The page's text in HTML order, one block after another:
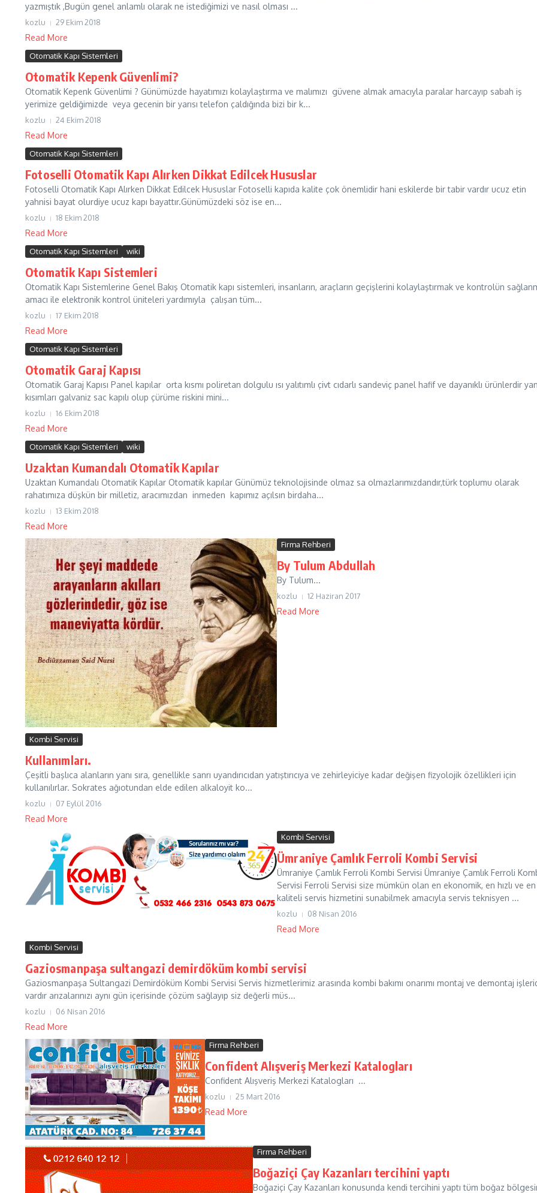
yazmıştık ,Bugün genel anlamlı olarak ne istediğimizi ve nasıl olması ...
kozlu 29 Ekim 2018
Read More
Otomatik Kapı Sistemleri
Otomatik Kepenk Güvenlimi?
Otomatik Kepenk Güvenlimi ? Günümüzde hayatımızı kolaylaştırma ve malımızı güvene almak amacıyla paralar harcayıp sabah iş
yerimize geldiğimizde veya gecenin bir yarısı telefon çaldığında bizi bir k...
kozlu 24 Ekim 2018
Read More
Otomatik Kapı Sistemleri
Fotoselli Otomatik Kapı Alırken Dikkat Edilcek Hususlar
Fotoselli Otomatik Kapı Alırken Dikkat Edilcek Hususlar Fotoselli kapıda kalite çok önemlidir hani eskilerde bir tabir vardır ucuz etin
yahnisi bayat olurdiye ucuz kapı bayattır.Günümüzdeki söz ise en...
kozlu 18 Ekim 2018
Read More
Otomatik Kapı Sistemleri wiki
Otomatik Kapı Sistemleri
Otomatik Kapı Sistemlerine Genel Bakış Otomatik kapı sistemleri, insanların, araçların geçişlerini kolaylaştırmak ve kontrolün
amacı ile elektronik kontrol üniteleri yardımıyla çalışan tüm...
kozlu 17 Ekim 2018
Read More
Otomatik Kapı Sistemleri
Otomatik Garaj Kapısı
Otomatik Garaj Kapısı Panel kapılar orta kısmı poliretan dolgulu ısı yalıtımlı çivt cıdarlı sandeviç panel hafif ve dayanıklı ürünlerdir
kısımları galvaniz sac kapılı olup çürüme riskini mini...
kozlu 16 Ekim 2018
Read More
Otomatik Kapı Sistemleri wiki
Uzaktan Kumandalı Otomatik Kapılar
Uzaktan Kumandalı Otomatik Kapılar Otomatik kapılar Günümüz teknolojisinde olmaz sa olmazlarımızdandır,türk toplumu olarak
rahatımıza düşkün bir milletiz, aracımızdan inmeden kapımız açılsın birdaha...
kozlu 13 Ekim 2018
Read More
Firma Rehberi
By Tulum Abdullah
By Tulum...
kozlu 12 Haziran 2017
Read More
Kombi Servisi
Kullanımları.
Çeşitli başlıca alanların yanı sıra, genellikle sanrı uyandırıcıdan yatıştırıcıya ve zehirleyiciye kadar değişen fizyolojik özellikleri için
kullanılırlar. Sokrates ağıotundan elde edilen alkaloyit ko...
kozlu 07 Eylül 2016
Read More
Kombi Servisi
Ümraniye Çamlık Ferroli Kombi Servisi
Ümraniye Çamlık Ferroli Kombi Servisi Ümraniye Çamlık Ferroli
Servisi Ferroli Servisi size mümkün olan en ekonomik, en hızlı ve en
kaliteli servis hizmetini sunabilmek amacıyla servis teknisyen ...
kozlu 08 Nisan 2016
Read More
Kombi Servisi
Gaziosmanpaşa sultangazi demirdöküm kombi servisi
Gaziosmanpaşa Sultangazi Demirdöküm Kombi Servisi Servis hizmetlerimiz arasında kombi bakımı onarımı montaj ve demontaj
vardır arızalarınızı aynı gün içerisinde çözüm sağlayıp siz değerli müs...
kozlu 06 Nisan 2016
Read More
Firma Rehberi
Confident Alışveriş Merkezi Katalogları
Confident Alışveriş Merkezi Katalogları ...
kozlu 25 Mart 2016
Read More
Firma Rehberi
Boğaziçi Çay Kazanları tercihini yaptı
Boğaziçi Çay Kazanları konusunda kendi tercihini yaptı tüm boğaz